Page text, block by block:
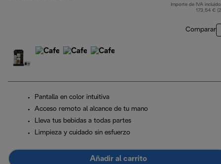
Importe de IVA
173,54 €
Comparar
Pantalla en color intuitiva
Acceso remoto al alcance de tu mano
Lleva tus bebidas a todas partes
Limpieza y cuidado sin esfuerzo
Añadir al carrito